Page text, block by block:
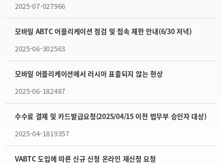
2025-07-027966
모바일 ABTC 어플리케이션 점검 및 접속 제한 안내(6/30 저녁)
2025-06-302563
모바일 어플리케이션에서 러시아 표출되지 않는 현상
2025-06-182487
수수료 결제 및 카드발급요청(2025/04/15 이전 법무부 승인자 대상)
2025-04-1819357
VABTC 도입에 따른 신규 신청 온라인 재신청 요청